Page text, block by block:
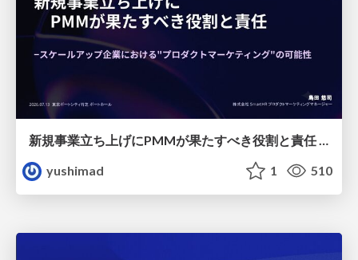
新規事業立ち上げにPMMが果たすべき役割と責任 −スケールアップ企業における"プロダクトマーケティング"の可能性
yushimad
1 510